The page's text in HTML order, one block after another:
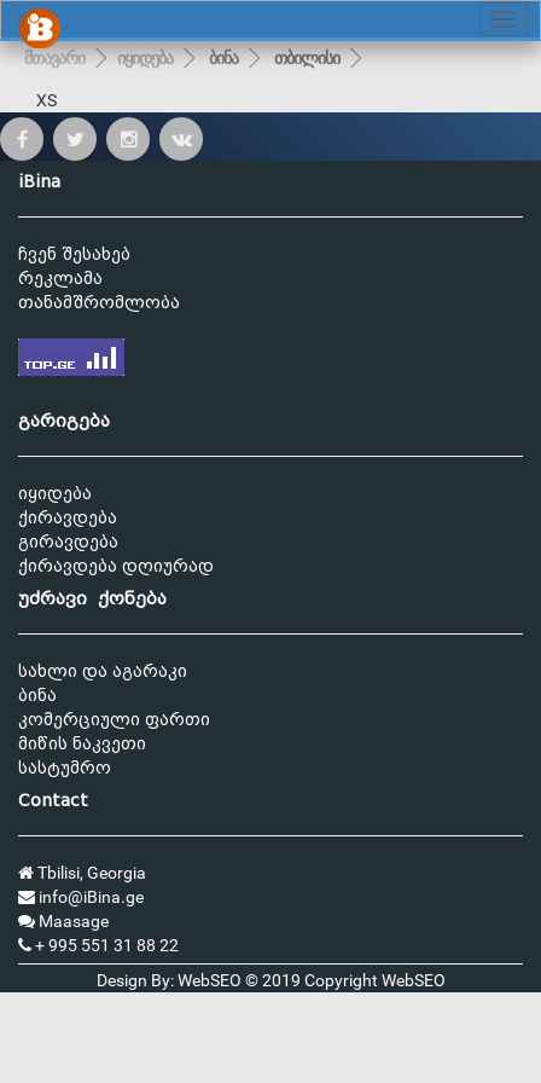
მთავარი იყიდება ბინა თბილისი
XS
iBina
ჩვენ შესახებ
რეკლამა
თანამშრომლობა
გარიგება
იყიდება
ქირავდება
გირავდება
ქირავდება დღიურად
უძრავი ქონება
სახლი და აგარაკი
ბინა
კომერციული ფართი
მიწის ნაკვეთი
სასტუმრო
Contact
Tbilisi, Georgia
info@iBina.ge
Maasage
+ 995 551 31 88 22
Design By: WebSEO © 2019 Copyright WebSEO